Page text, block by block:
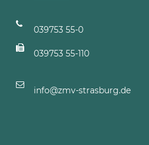
039753 55-0
039753 55-110
info@zmv-strasburg.de